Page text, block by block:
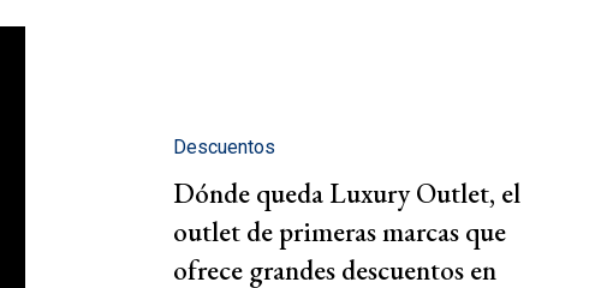
Descuentos
Dónde queda Luxury Outlet, el
outlet de primeras marcas que
ofrece grandes descuentos en